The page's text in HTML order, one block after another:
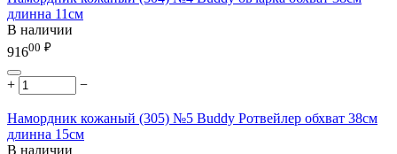
длинна 11см
В наличии
91600 ₽
+ −
Намордник кожаный (305) №5 Buddy Ротвейлер обхват 38см
длинна 15см
В наличии